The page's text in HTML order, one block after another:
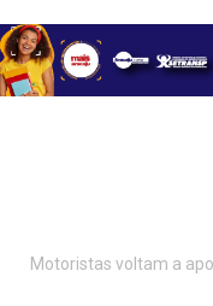
Motoristas voltam a